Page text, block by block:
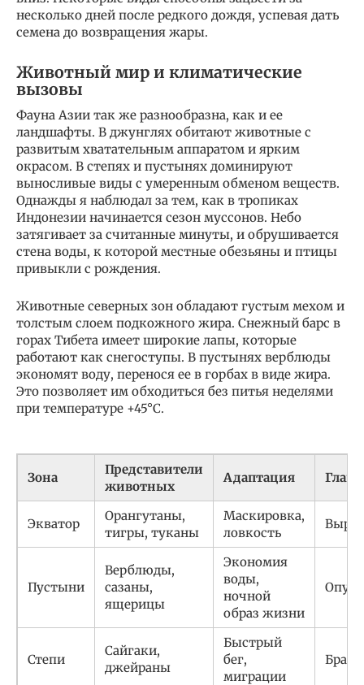
несколько дней после редкого дождя, успевая дать
семена до возвращения жары.
Животный мир и климатические
вызовы
Фауна Азии так же разнообразна, как и ее
ландшафты. В джунглях обитают животные с
развитым хватательным аппаратом и ярким
окрасом. В степях и пустынях доминируют
выносливые виды с умеренным обменом веществ.
Однажды я наблюдал за тем, как в тропиках
Индонезии начинается сезон муссонов. Небо
затягивает за считанные минуты, и обрушивается
стена воды, к которой местные обезьяны и птицы
привыкли с рождения.
Животные северных зон обладают густым мехом и
толстым слоем подкожного жира. Снежный барс в
горах Тибета имеет широкие лапы, которые
работают как снегоступы. В пустынях верблюды
экономят воду, перенося ее в горбах в виде жира.
Это позволяет им обходиться без питья неделями
при температуре +45°C.
Зона
Представители
животных
Адаптация
Экватор
Орангутаны,
тигры, туканы
Маскировка,
ловкость
Пустыни
Верблюды,
сазаны,
ящерицы
Экономия
воды,
ночной
образ жизни
Степи
Сайгаки,
джейраны
Быстрый
бег,
миграции